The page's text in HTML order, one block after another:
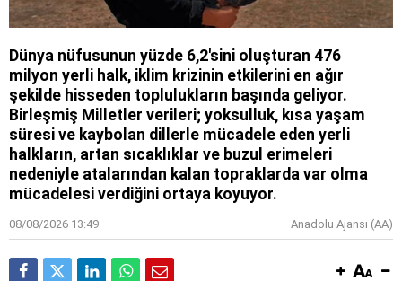
Dünya nüfusunun yüzde 6,2'sini oluşturan 476
milyon yerli halk, iklim krizinin etkilerini en ağır
şekilde hisseden toplulukların başında geliyor.
Birleşmiş Milletler verileri; yoksulluk, kısa yaşam
süresi ve kaybolan dillerle mücadele eden yerli
halkların, artan sıcaklıklar ve buzul erimeleri
nedeniyle atalarından kalan topraklarda var olma
mücadelesi verdiğini ortaya koyuyor.
08/08/2026 13:49 Anadolu Ajansı (AA)